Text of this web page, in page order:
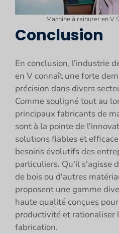
Machine à rainurer en V
Conclusion
En conclusion, l'industrie
en V connaît une forte
précision dans divers
Comme souligné tout au
principaux fabricants de
sont à la pointe de
solutions fiables et
besoins évolutifs des
particuliers. Qu'il s'agisse
de bois ou d'autres
proposent une gamme
haute qualité conçues
productivité et rationaliser
fabrication.